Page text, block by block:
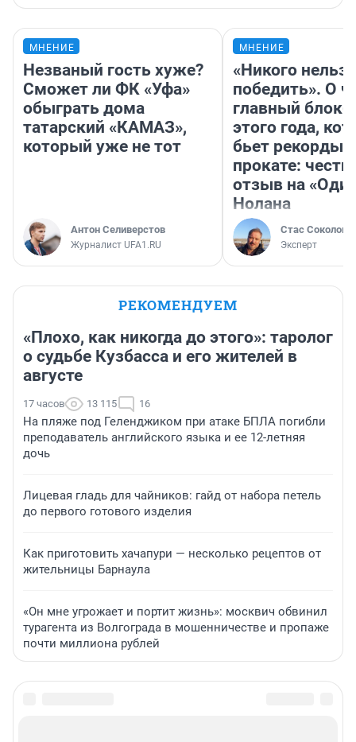
МНЕНИЕ
Незваный гость хуже?
Сможет ли ФК «Уфа»
обыграть дома
татарский «КАМАЗ»,
который уже не тот
Антон Селиверстов
Журналист UFA1.RU
МНЕНИЕ
«Никого нельзя
победить». О
главный
этого года,
бьет рекорды в
прокате:
отзыв на
Нолана
Стас Соколов
Эксперт
РЕКОМЕНДУЕМ
«Плохо, как никогда до этого»: таролог
о судьбе Кузбасса и его жителей в
августе
17 часов 13 115 16
На пляже под Геленджиком при атаке БПЛА погибли
преподаватель английского языка и ее 12-летняя
дочь
Лицевая гладь для чайников: гайд от набора петель
до первого готового изделия
Как приготовить хачапури — несколько рецептов от
жительницы Барнаула
«Он мне угрожает и портит жизнь»: москвич обвинил
турагента из Волгограда в мошенничестве и пропаже
почти миллиона рублей